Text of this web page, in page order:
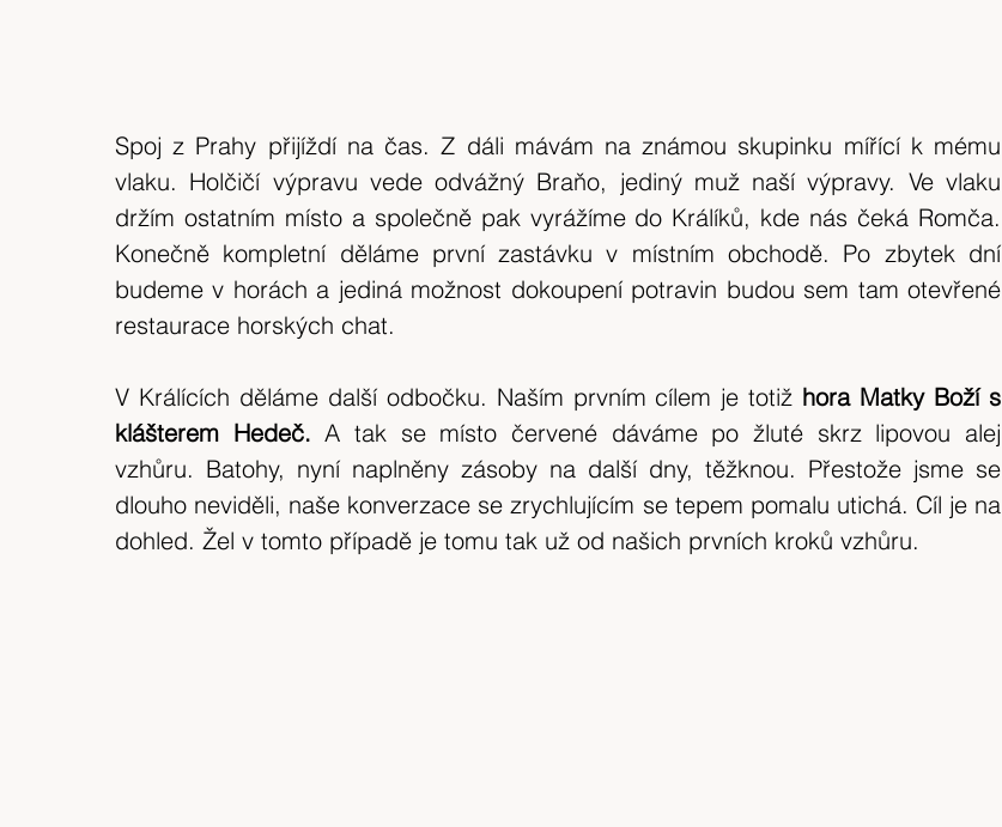
Spoj z Prahy přijíždí na čas. Z dáli mávám na známou skupinku mířící k mému
vlaku. Holčičí výpravu vede odvážný Braňo, jediný muž naší výpravy. Ve vlaku
držím ostatním místo a společně pak vyrážíme do Králíků, kde nás čeká Romča.
Konečně kompletní děláme první zastávku v místním obchodě. Po zbytek dní
budeme v horách a jediná možnost dokoupení potravin budou sem tam otevřené
restaurace horských chat.
V Králících děláme další odbočku. Naším prvním cílem je totiž hora Matky Boží s
klášterem Hedeč. A tak se místo červené dáváme po žluté skrz lipovou alej
vzhůru. Batohy, nyní naplněny zásoby na další dny, těžknou. Přestože jsme se
dlouho neviděli, naše konverzace se zrychlujícím se tepem pomalu utichá. Cíl je na
dohled. Žel v tomto případě je tomu tak už od našich prvních kroků vzhůru.